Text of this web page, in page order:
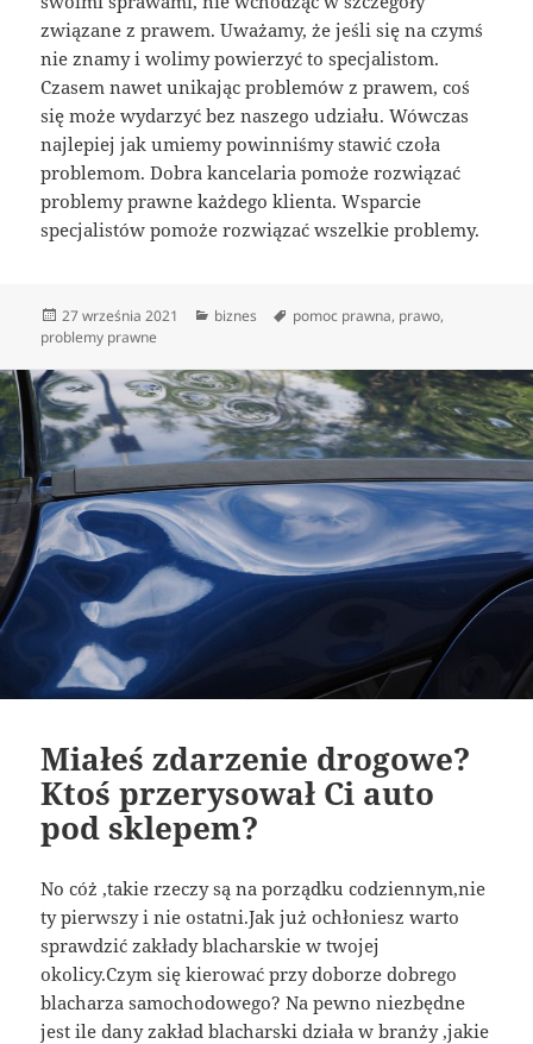
związane z prawem. Uważamy, że jeśli się na czymś
nie znamy i wolimy powierzyć to specjalistom.
Czasem nawet unikając problemów z prawem, coś
się może wydarzyć bez naszego udziału. Wówczas
najlepiej jak umiemy powinniśmy stawić czoła
problemom. Dobra kancelaria pomoże rozwiązać
problemy prawne każdego klienta. Wsparcie
specjalistów pomoże rozwiązać wszelkie problemy.
Data
publikacji
27 września 2021 Kategorie
biznes Tagi
pomoc prawna, prawo,
problemy prawne
Miałeś zdarzenie drogowe?
Ktoś przerysował Ci auto
pod sklepem?
No cóż ,takie rzeczy są na porządku codziennym,nie
ty pierwszy i nie ostatni.Jak już ochłoniesz warto
sprawdzić zakłady blacharskie w twojej
okolicy.Czym się kierować przy doborze dobrego
blacharza samochodowego? Na pewno niezbędne
jest ile dany zakład blacharski działa w branży ,jakie